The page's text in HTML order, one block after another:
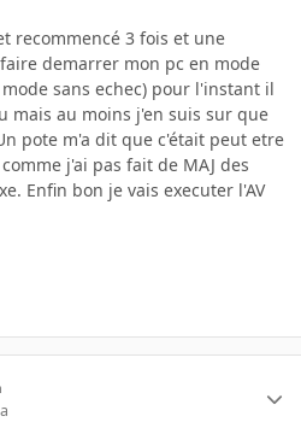
recommencé 3 fois et une
demarrer mon pc en mode
sans echec) pour l'instant il
mais au moins j'en suis sur que
pote m'a dit que c'était peut etre
j'ai pas fait de MAJ des
Enfin bon je vais executer l'AV